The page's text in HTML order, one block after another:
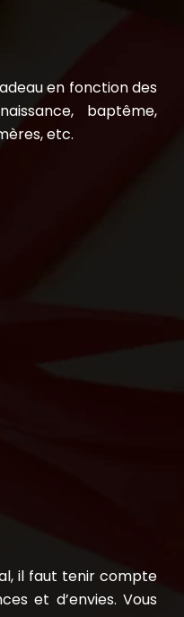
en fonction des
baptême,
etc.
il faut tenir compte
et d’envies. Vous